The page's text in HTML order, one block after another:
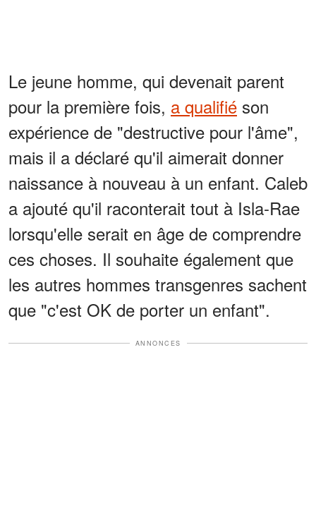
Le jeune homme, qui devenait parent
pour la première fois, a qualifié son
expérience de "destructive pour l'âme",
mais il a déclaré qu'il aimerait donner
naissance à nouveau à un enfant. Caleb
a ajouté qu'il raconterait tout à Isla-Rae
lorsqu'elle serait en âge de comprendre
ces choses. Il souhaite également que
les autres hommes transgenres sachent
que "c'est OK de porter un enfant".
ANNONCES